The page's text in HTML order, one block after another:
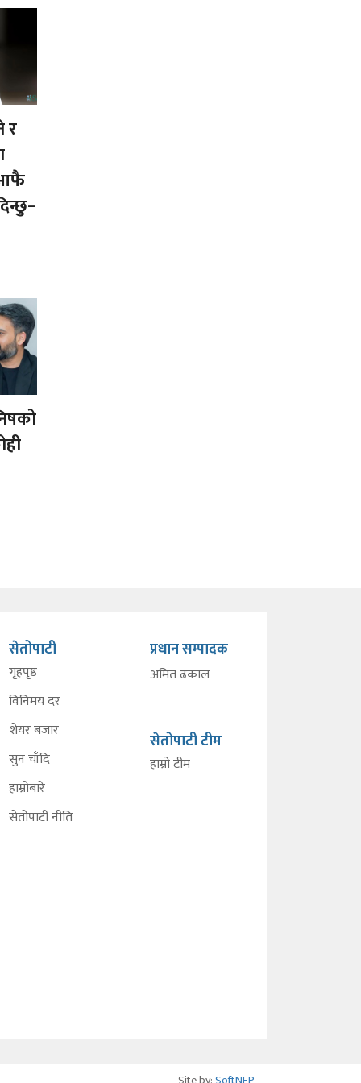
र
सेतोपाटी
गृहपृष्ठ
विनिमय दर
शेयर बजार
सुन चाँदि
हाम्रोबारे
सेतोपाटी नीति
प्रधान सम्पादक
अमित ढकाल
सेतोपाटी टीम
हाम्रो टीम